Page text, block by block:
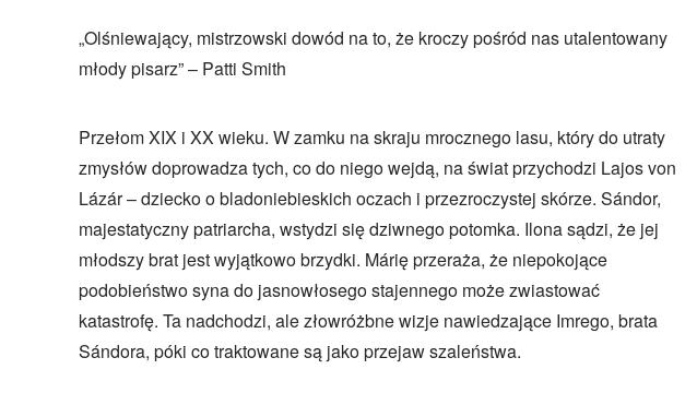
„Olśniewający, mistrzowski dowód na to, że kroczy pośród nas utalentowany
młody pisarz” – Patti Smith
Przełom XIX i XX wieku. W zamku na skraju mrocznego lasu, który do utraty
zmysłów doprowadza tych, co do niego wejdą, na świat przychodzi Lajos von
Lázár – dziecko o bladoniebieskich oczach i przezroczystej skórze. Sándor,
majestatyczny patriarcha, wstydzi się dziwnego potomka. Ilona sądzi, że jej
młodszy brat jest wyjątkowo brzydki. Márię przeraża, że niepokojące
podobieństwo syna do jasnowłosego stajennego może zwiastować
katastrofę. Ta nadchodzi, ale złowróżbne wizje nawiedzające Imrego, brata
Sándora, póki co traktowane są jako przejaw szaleństwa.